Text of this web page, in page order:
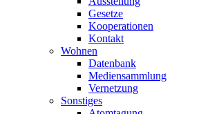
Gesetze
Kooperationen
Kontakt
Wohnen
Datenbank
Mediensammlung
Vernetzung
Sonstiges